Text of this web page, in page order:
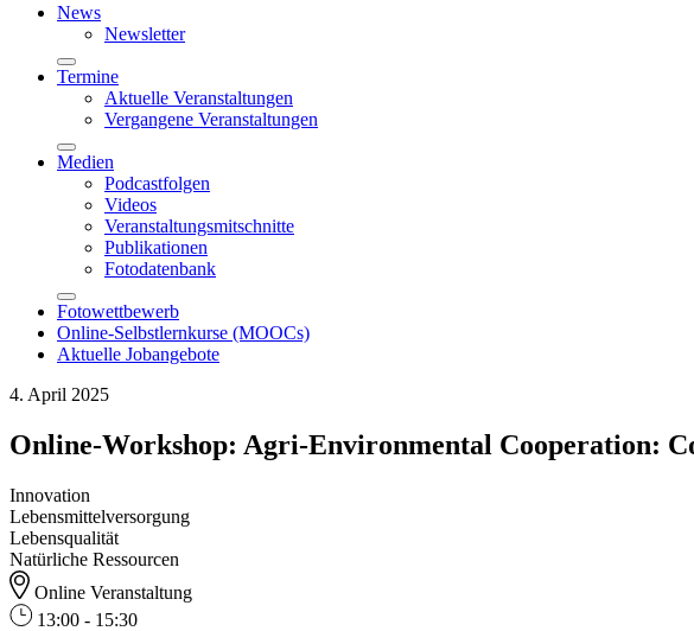
News
Newsletter
Termine
Aktuelle Veranstaltungen
Vergangene Veranstaltungen
Medien
Podcastfolgen
Videos
Veranstaltungsmitschnitte
Publikationen
Fotodatenbank
Fotowettbewerb
Online-Selbstlernkurse (MOOCs)
Aktuelle Jobangebote
4. April 2025
Online-Workshop: Agri-Environmental Cooperation:
Innovation
Lebensmittelversorgung
Lebensqualität
Natürliche Ressourcen
Online Veranstaltung
13:00 - 15:30